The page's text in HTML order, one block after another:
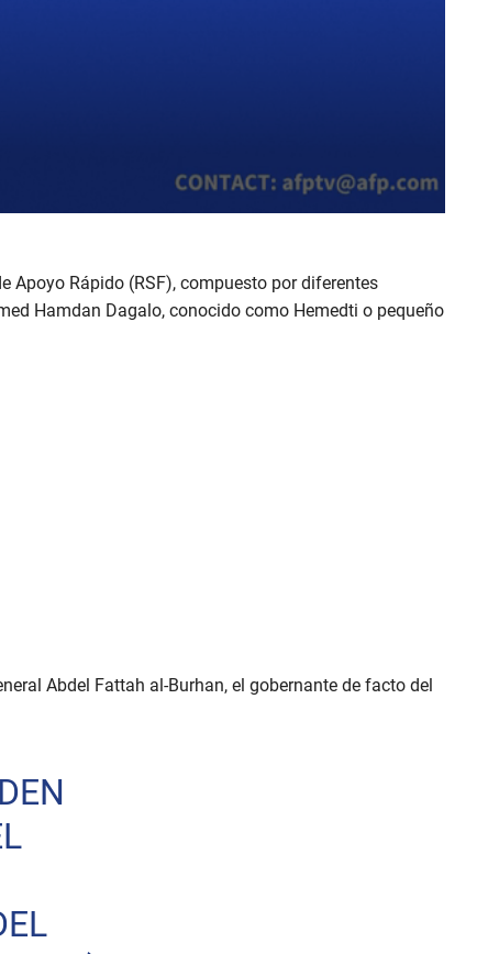
Apoyo Rápido (RSF), compuesto por diferentes
Hamdan Dagalo, conocido como Hemedti o pequeño
Abdel Fattah al-Burhan, el gobernante de facto del